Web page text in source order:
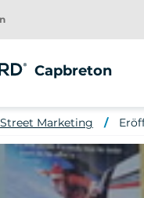
Capbreton
Street Marketing